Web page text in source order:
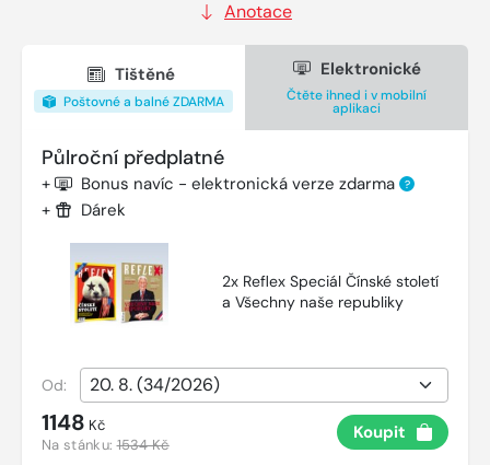
Anotace
Tištěné
Poštovné a balné ZDARMA
Elektronické
Čtěte ihned i v mobilní
aplikaci
Půlroční předplatné
+ Bonus navíc - elektronická verze zdarma ?
+ Dárek
2x Reflex Speciál Čínské století
a Všechny naše republiky
Od:
1148 Kč
Na stánku:1534 Kč
Koupit